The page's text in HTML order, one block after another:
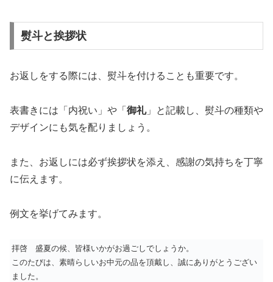
熨斗と挨拶状
お返しをする際には、熨斗を付けることも重要です。
表書きには「内祝い」や「 御礼」と記載し、熨斗の種類や
デザインにも気を配りましょう。
また、お返しには必ず挨拶状を添え、感謝の気持ちを丁寧
に伝えます。
例文を挙げてみます。
拝啓 盛夏の候、皆様いかがお過ごしでしょうか。
このたびは、素晴らしいお中元の品を頂戴し、誠にありがとうござい
ました。